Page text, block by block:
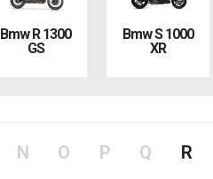
Bmw R 1300
GS
Bmw S 1000
XR
N O P Q R